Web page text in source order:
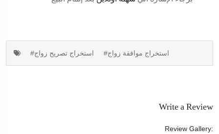
#استخراج تصريح زواج #استخراج موافقة زواج
Write a Review
Review Gallery: